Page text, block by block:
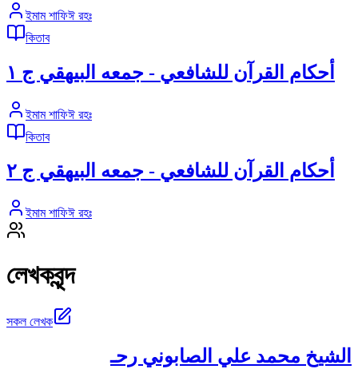
ইমাম শাফিঈ রহঃ
কিতাব
أحكام القرآن للشافعي - جمعه البيهقي ج ١
ইমাম শাফিঈ রহঃ
কিতাব
أحكام القرآن للشافعي - جمعه البيهقي ج ٢
ইমাম শাফিঈ রহঃ
লেখকবৃন্দ
সকল লেখক
الشيخ محمد علي الصابوني رحـ